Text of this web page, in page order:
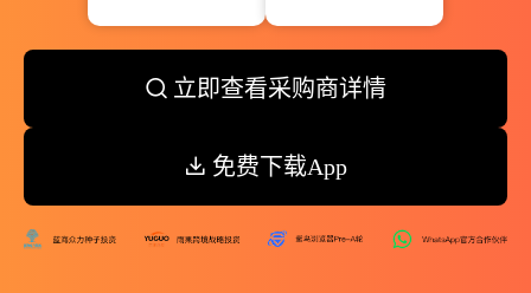
立即查看采购商详情
免费下载App